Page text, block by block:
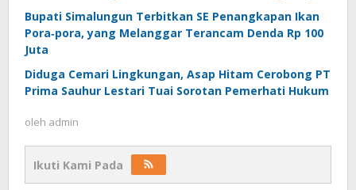
Bupati Simalungun Terbitkan SE Penangkapan Ikan
Pora‑pora, yang Melanggar Terancam Denda Rp 100
Juta
Diduga Cemari Lingkungan, Asap Hitam Cerobong PT
Prima Sauhur Lestari Tuai Sorotan Pemerhati Hukum
oleh admin
Ikuti Kami Pada